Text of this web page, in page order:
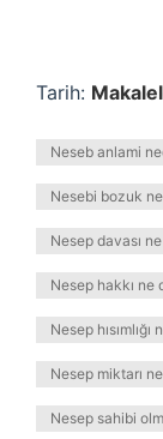
Tarih:
Neseb anlami
Nesebi bozuk
Nesep davası
Nesep hakkı ne
Nesep hısımlığı
Nesep miktarı
Nesep sahibi